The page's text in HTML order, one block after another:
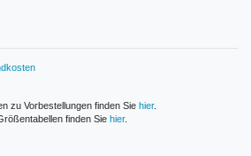
zu Vorbestellungen finden Sie hier.
finden Sie hier.